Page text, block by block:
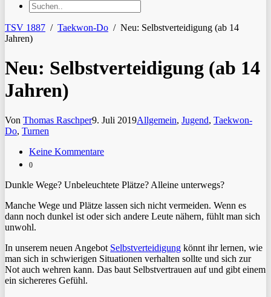
TSV 1887 / Taekwon-Do / Neu: Selbstverteidigung (ab 14
Jahren)
Neu: Selbstverteidigung (ab 14
Jahren)
Von Thomas Raschper9. Juli 2019Allgemein, Jugend, Taekwon-
Do, Turnen
Keine Kommentare
0
Dunkle Wege? Unbeleuchtete Plätze? Alleine unterwegs?
Manche Wege und Plätze lassen sich nicht vermeiden. Wenn es
dann noch dunkel ist oder sich andere Leute nähern, fühlt man sich
unwohl.
In unserem neuen Angebot Selbstverteidigung könnt ihr lernen, wie
man sich in schwierigen Situationen verhalten sollte und sich zur
Not auch wehren kann. Das baut Selbstvertrauen auf und gibt einem
ein sichereres Gefühl.